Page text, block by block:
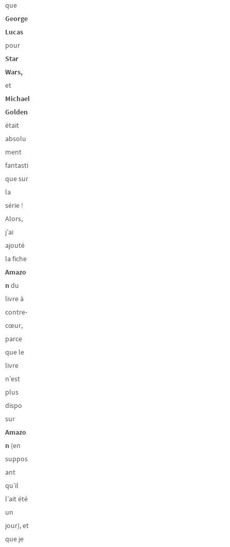
que
George
Lucas
pour
Star
Wars,
et
Michael
Golden
était
absolu
ment
fantasti
que sur
la
série !
Alors,
j’ai
ajouté
la fiche
Amazo
ndu
livre à
contre-
cœur,
parce
que le
livre
n’est
plus
dispo
sur
Amazo
n (en
suppos
ant
qu’il
l’ait été
un
jour), et
que je